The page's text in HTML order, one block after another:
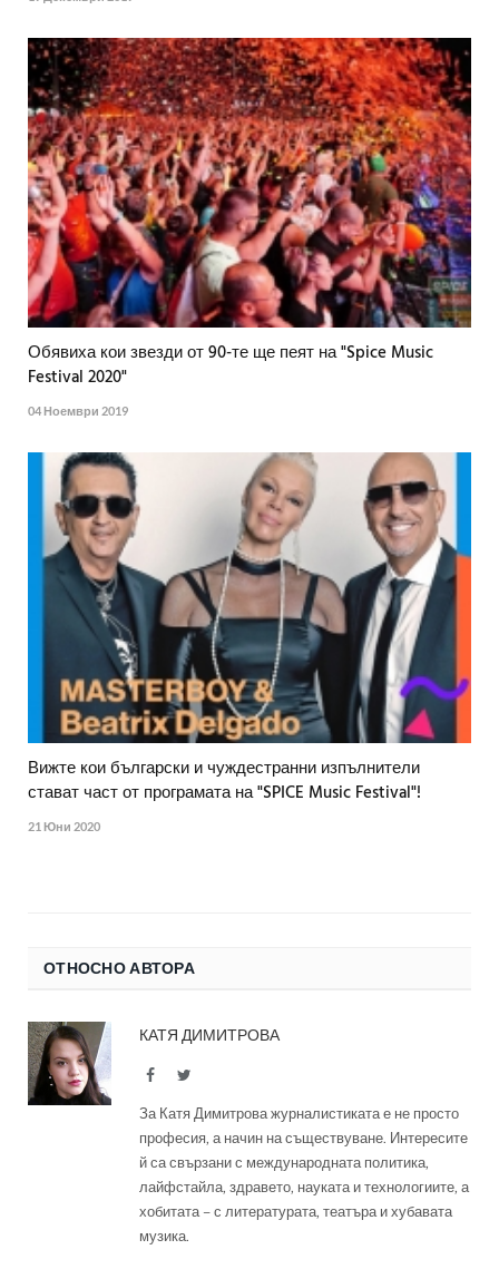
Обявиха кои звезди от 90-те ще пеят на "Spice Music
Festival 2020"
04 Ноември 2019
Вижте кои български и чуждестранни изпълнители
стават част от програмата на "SPICE Music Festival"!
21 Юни 2020
ОТНОСНО АВТОРА
КАТЯ ДИМИТРОВА
FacebookTwitter
За Катя Димитрова журналистиката е не просто
професия, а начин на съществуване. Интересите
й са свързани с международната политика,
лайфстайла, здравето, науката и технологиите, а
хобитата – с литературата, театъра и хубавата
музика.